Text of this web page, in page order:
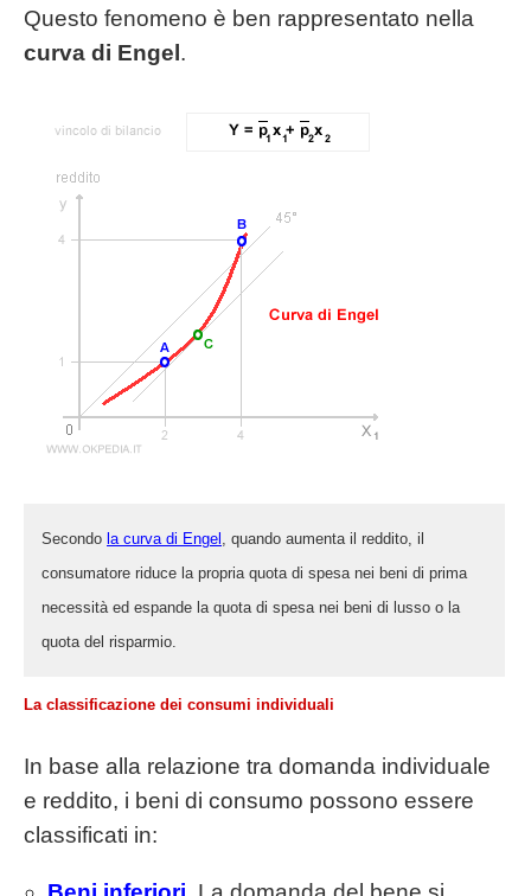
Questo fenomeno è ben rappresentato nella
curva di Engel .
Secondo la curva di Engel , quando aumenta il reddito, il
consumatore riduce la propria quota di spesa nei beni di prima
necessità ed espande la quota di spesa nei beni di lusso o la
quota del risparmio.
La classificazione dei consumi individuali
In base alla relazione tra domanda individuale
e reddito, i beni di consumo possono essere
classificati in: